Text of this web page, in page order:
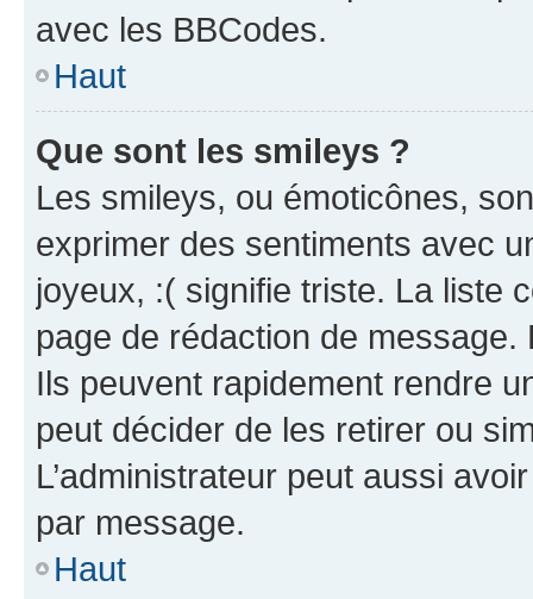
avec les BBCodes.
Haut
Que sont les smileys ?
Les smileys, ou émoticônes,
exprimer des sentiments avec
joyeux, :( signifie triste. La liste
page de rédaction de
Ils peuvent rapidement rendre
peut décider de les retirer ou
L’administrateur peut aussi
par message.
Haut